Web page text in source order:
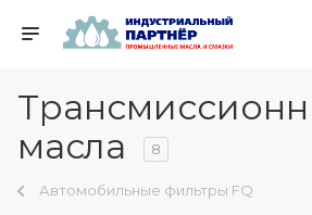
масла
8
Автомобильные фильтры FQ